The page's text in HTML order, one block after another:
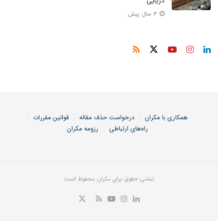
همکاری با مکران درخواست حذف مقاله
قوانین مقررات
راه‌های ارتباطی
رزومه مکران
تمامی حقوق برای مکران محفوظ است